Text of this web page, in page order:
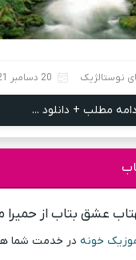
نوستالژیک 20 دسامبر 2021
مطلب + دانلود ...
عشق بتاب از
خونه در خدمت شما